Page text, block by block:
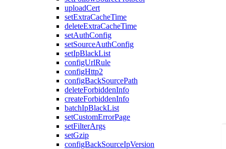
uploadCert
setExtraCacheTime
deleteExtraCacheTime
setAuthConfig
setSourceAuthConfig
setIpBlackList
configUrlRule
configHttp2
configBackSourcePath
deleteForbiddenInfo
createForbiddenInfo
batchIpBlackList
setCustomErrorPage
setFilterArgs
setGzip
configBackSourceIpVersion